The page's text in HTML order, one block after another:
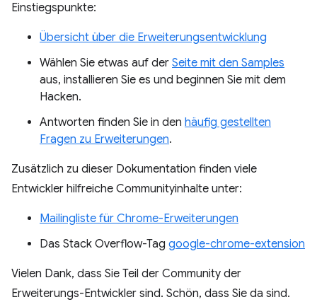
Einstiegspunkte:
Übersicht über die Erweiterungsentwicklung
Wählen Sie etwas auf der Seite mit den Samples
aus, installieren Sie es und beginnen Sie mit dem
Hacken.
Antworten finden Sie in den häufig gestellten
Fragen zu Erweiterungen.
Zusätzlich zu dieser Dokumentation finden viele
Entwickler hilfreiche Communityinhalte unter:
Mailingliste für Chrome-Erweiterungen
Das Stack Overflow-Tag google-chrome-extension
Vielen Dank, dass Sie Teil der Community der
Erweiterungs-Entwickler sind. Schön, dass Sie da sind.